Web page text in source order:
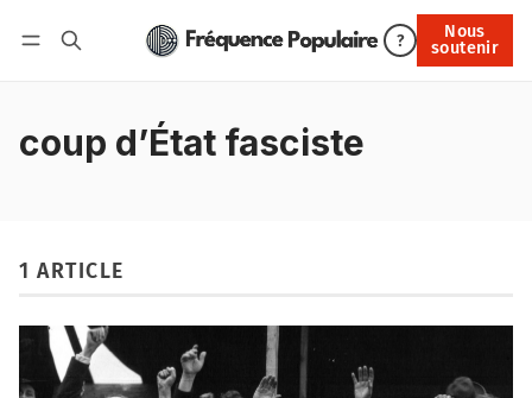
?
Nous
soutenir
Nous soutenir
coup d’État fasciste
1 ARTICLE